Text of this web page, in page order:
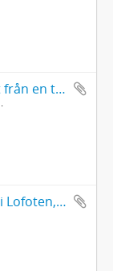
Anna Boberg går i sin båt från en trappa
Anna Boberg vid staffliet i Lofoten, Norge